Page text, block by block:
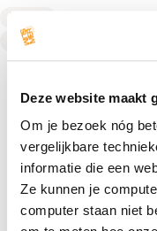
Deze website maakt
Om je bezoek nóg
vergelijkbare
informatie die een
Ze kunnen je
computer staan niet
Diëtist